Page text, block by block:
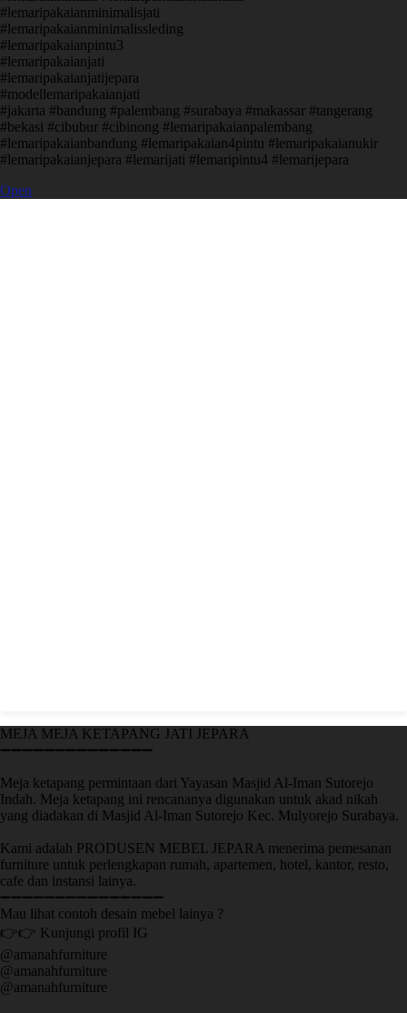
#lemaripakaianminimalisjati
#lemaripakaianminimalissleding
#lemaripakaianpintu3
#lemaripakaianjati
#lemaripakaianjatijepara
#modellemaripakaianjati
#jakarta #bandung #palembang #surabaya #makassar #tangerang
#bekasi #cibubur #cibinong #lemaripakaianpalembang
#lemaripakaianbandung #lemaripakaian4pintu #lemaripakaianukir
#lemaripakaianjepara #lemarijati #lemaripintu4 #lemarijepara
Open
MEJA MEJA KETAPANG JATI JEPARA
➖➖➖➖➖➖➖➖➖➖➖➖➖➖
Meja ketapang permintaan dari Yayasan Masjid Al-Iman Sutorejo
Indah. Meja ketapang ini rencananya digunakan untuk akad nikah
yang diadakan di Masjid Al-Iman Sutorejo Kec. Mulyorejo Surabaya.
Kami adalah PRODUSEN MEBEL JEPARA menerima pemesanan
furniture untuk perlengkapan rumah, apartemen, hotel, kantor, resto,
cafe dan instansi lainya.
➖➖➖➖➖➖➖➖➖➖➖➖➖➖➖
Mau lihat contoh desain mebel lainya ?
👉👉 Kunjungi profil IG
@amanahfurniture
@amanahfurniture
@amanahfurniture